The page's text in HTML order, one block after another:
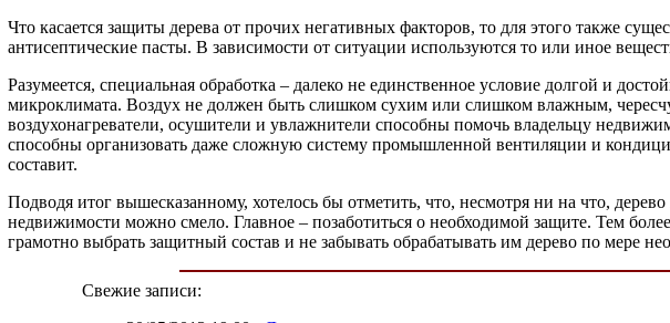
Что касается защиты дерева от прочих негативных факторов, то для этого также
антисептические пасты. В зависимости от ситуации используются то или иное
Разумеется, специальная обработка – далеко не единственное условие долгой и
микроклимата. Воздух не должен быть слишком сухим или слишком влажным,
воздухонагреватели, осушители и увлажнители способны помочь владельцу
способны организовать даже сложную систему промышленной вентиляции и
составит.
Подводя итог вышесказанному, хотелось бы отметить, что, несмотря ни на что,
недвижимости можно смело. Главное – позаботиться о необходимой защите. Тем
грамотно выбрать защитный состав и не забывать обрабатывать им дерево по мере
Свежие записи: